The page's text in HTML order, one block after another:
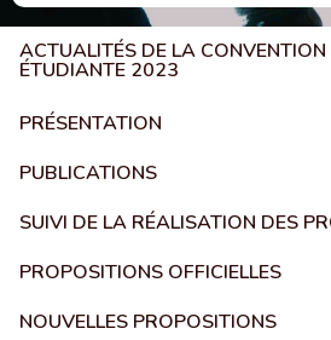
ACTUALITÉS DE LA CONVENTION
ÉTUDIANTE 2023
PRÉSENTATION
PUBLICATIONS
SUIVI DE LA RÉALISATION DES
PROPOSITIONS OFFICIELLES
NOUVELLES PROPOSITIONS